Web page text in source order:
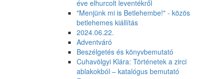
éve elhurcolt leventékről
"Menjünk mi is Betlehembe!" - közös
betlehemes kiállítás
2024.06.22.
Adventváró
Beszélgetés és könyvbemutató
Cuhavölgyi Klára: Történetek a zirci
ablakokból – katalógus bemutató